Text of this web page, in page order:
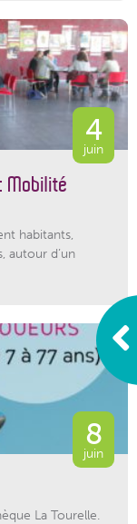
4
juin
Mobilité
habitants,
autour d’un
8
juin
La Tourelle.